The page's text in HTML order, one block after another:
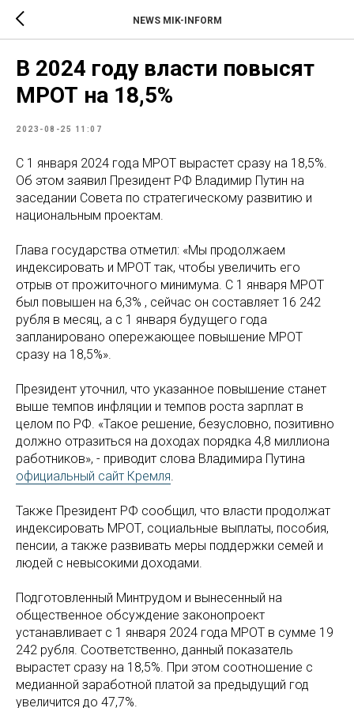
NEWS MIK-INFORM
В 2024 году власти повысят
МРОТ на 18,5%
2023-08-25 11:07
С 1 января 2024 года МРОТ вырастет сразу на 18,5%.
Об этом заявил Президент РФ Владимир Путин на
заседании Совета по стратегическому развитию и
национальным проектам.
Глава государства отметил: «Мы продолжаем
индексировать и МРОТ так, чтобы увеличить его
отрыв от прожиточного минимума. С 1 января МРОТ
был повышен на 6,3% , сейчас он составляет 16 242
рубля в месяц, а с 1 января будущего года
запланировано опережающее повышение МРОТ
сразу на 18,5%».
Президент уточнил, что указанное повышение станет
выше темпов инфляции и темпов роста зарплат в
целом по РФ. «Такое решение, безусловно, позитивно
должно отразиться на доходах порядка 4,8 миллиона
работников», - приводит слова Владимира Путина
официальный сайт Кремля.
Также Президент РФ сообщил, что власти продолжат
индексировать МРОТ, социальные выплаты, пособия,
пенсии, а также развивать меры поддержки семей и
людей с невысокими доходами.
Подготовленный Минтрудом и вынесенный на
общественное обсуждение законопроект
устанавливает с 1 января 2024 года МРОТ в сумме 19
242 рубля. Соответственно, данный показатель
вырастет сразу на 18,5%. При этом соотношение с
медианной заработной платой за предыдущий год
увеличится до 47,7%.